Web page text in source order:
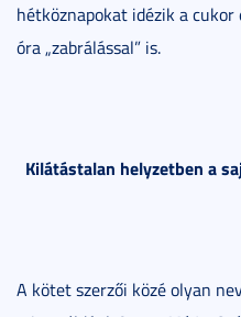
hétköznapokat idézik a
óra „zabrálással” is.
Kilátástalan helyzetben a
A kötet szerzői közé olyan